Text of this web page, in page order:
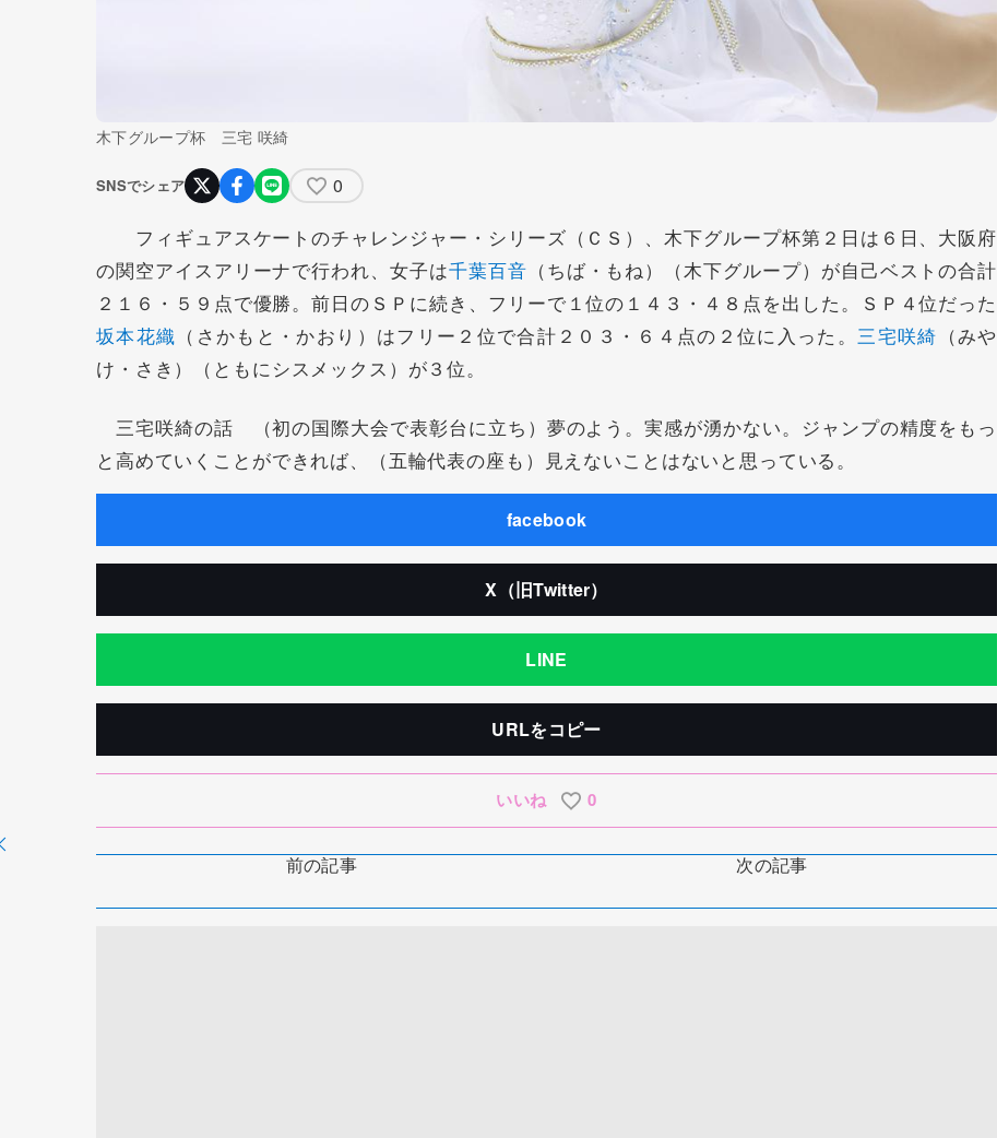
木下グループ杯 三宅 咲綺
SNSでシェア 0
フィギュアスケートのチャレンジャー・シリーズ（ＣＳ）、木下グループ杯第２日は６日、大阪府
の関空アイスアリーナで行われ、女子は千葉百音 （ちば・もね）（木下グループ）が自己ベストの合計
２１６・５９点で優勝。前日のＳＰに続き、フリーで１位の１４３・４８点を出した。ＳＰ４位だった
坂本花織 （さかもと・かおり）はフリー２位で合計２０３・６４点の２位に入った。 三宅咲綺 （みや
け・さき）（ともにシスメックス）が３位。
三宅咲綺の話 （初の国際大会で表彰台に立ち）夢のよう。実感が湧かない。ジャンプの精度をもっ
と高めていくことができれば、（五輪代表の座も）見えないことはないと思っている。
facebook
X（旧Twitter）
LINE
URLをコピー
いいね 0
前の記事 次の記事